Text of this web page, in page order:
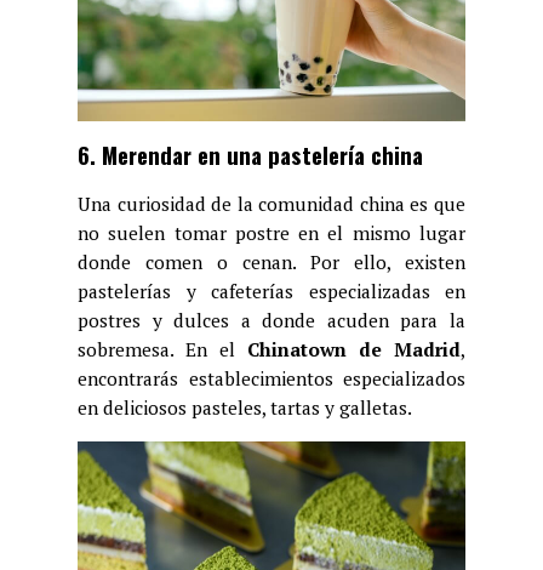
6. Merendar en una pastelería china
Una curiosidad de la comunidad china es que
no suelen tomar postre en el mismo lugar
donde comen o cenan. Por ello, existen
pastelerías y cafeterías especializadas en
postres y dulces a donde acuden para la
sobremesa. En el Chinatown de Madrid,
encontrarás establecimientos especializados
en deliciosos pasteles, tartas y galletas.